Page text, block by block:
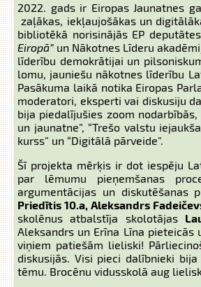
2022. gads ir Eiropas Jaunatnes
zaļākas, iekļaujošākas un
bibliotēkā norisinājās EP
Eiropā” un Nākotnes Līderu
līderību demokrātijai un
lomu, jauniešu nākotnes līderību
Pasākuma laikā notika Eiropas
moderatori, eksperti vai diskusiju
bija piedalījušies zoom
un jaunatne”, “Trešo valstu
kurss” un “Digitālā pārveide”.
Šī projekta mērķis ir dot iespēju
par lēmumu pieņemšanas
argumentācijas un diskutēšanas
Priedītis 10.a, Aleksandrs
skolēnus atbalstīja skolotājas
Aleksandrs un Erīna Līna
viņiem patiešām lieliski!
diskusijās. Visi pieci dalībnieki
tēmu. Brocēnu vidusskolā aug